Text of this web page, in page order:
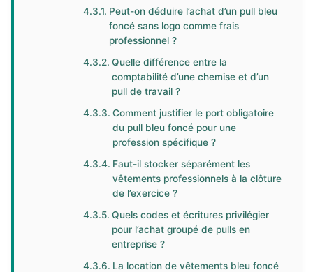
Peut-on déduire l’achat d’un pull bleu
foncé sans logo comme frais
professionnel ?
Quelle différence entre la
comptabilité d’une chemise et d’un
pull de travail ?
Comment justifier le port obligatoire
du pull bleu foncé pour une
profession spécifique ?
Faut-il stocker séparément les
vêtements professionnels à la clôture
de l’exercice ?
Quels codes et écritures privilégier
pour l’achat groupé de pulls en
entreprise ?
La location de vêtements bleu foncé